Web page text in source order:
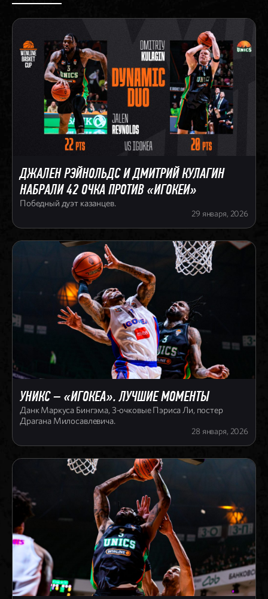
ДЖАЛЕН РЭЙНОЛЬДС И ДМИТРИЙ КУЛАГИН
НАБРАЛИ 42 ОЧКА ПРОТИВ «ИГОКЕИ»
Победный дуэт казанцев.
29 января, 2026
УНИКС – «ИГОКЕА». ЛУЧШИЕ МОМЕНТЫ
Данк Маркуса Бингэма, 3-очковые Пэриса Ли, постер
Драгана Милосавлевича.
28 января, 2026